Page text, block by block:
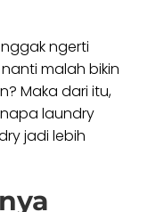
ngerti
malah bikin
Maka dari itu,
laundry
jadi lebih